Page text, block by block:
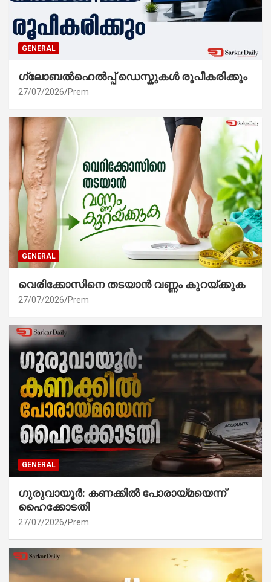
GENERAL
ഗ്ലോബൽഹെൽപ്പ് ഡെസ്കുകൾ രൂപീകരിക്കും
27/07/2026 Prem
GENERAL
വെരിക്കോസിനെ തടയാൻ വണ്ണം കുറയ്ക്കുക
27/07/2026 Prem
GENERAL
ഗുരുവായൂർ: കണക്കിൽ പോരായ്മയെന്ന്
ഹൈക്കോടതി
27/07/2026 Prem